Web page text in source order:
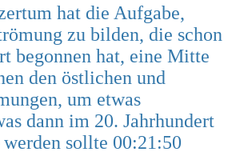
hat die Aufgabe,
zu bilden, die schon
begonnen hat, eine Mitte
den östlichen und
um etwas
dann im 20. Jahrhundert
sollte 00:21:50